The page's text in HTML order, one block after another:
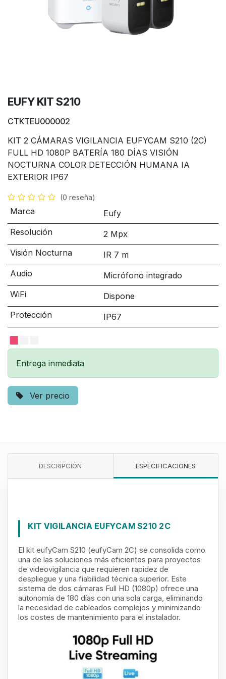
EUFY KIT S210
CTKTEU000002
KIT 2 CÁMARAS VIGILANCIA EUFYCAM S210 (2C)
FULL HD 1080P BATERÍA 180 DÍAS VISIÓN
NOCTURNA COLOR DETECCIÓN HUMANA IA
EXTERIOR IP67
(0 reseña)
Marca
Eufy
Resolución
2 Mpx
Visión Nocturna
IR 7 m
Audio
Micrófono integrado
WiFi
Dispone
Protección
IP67
Entrega inmediata
Ver precio
DESCRIPCIÓN ESPECIFICACIONES
KIT VIGILANCIA EUFYCAM S210 2C
El kit eufyCam S210 (eufyCam 2C) se consolida como
una de las soluciones más eficientes para proyectos
de videovigilancia que requieren rapidez de
despliegue y una fiabilidad técnica superior. Este
sistema de dos cámaras Full HD (1080p) ofrece una
autonomía de 180 días con una sola carga, eliminando
la necesidad de cableados complejos y minimizando
los costes de mantenimiento para el instalador.